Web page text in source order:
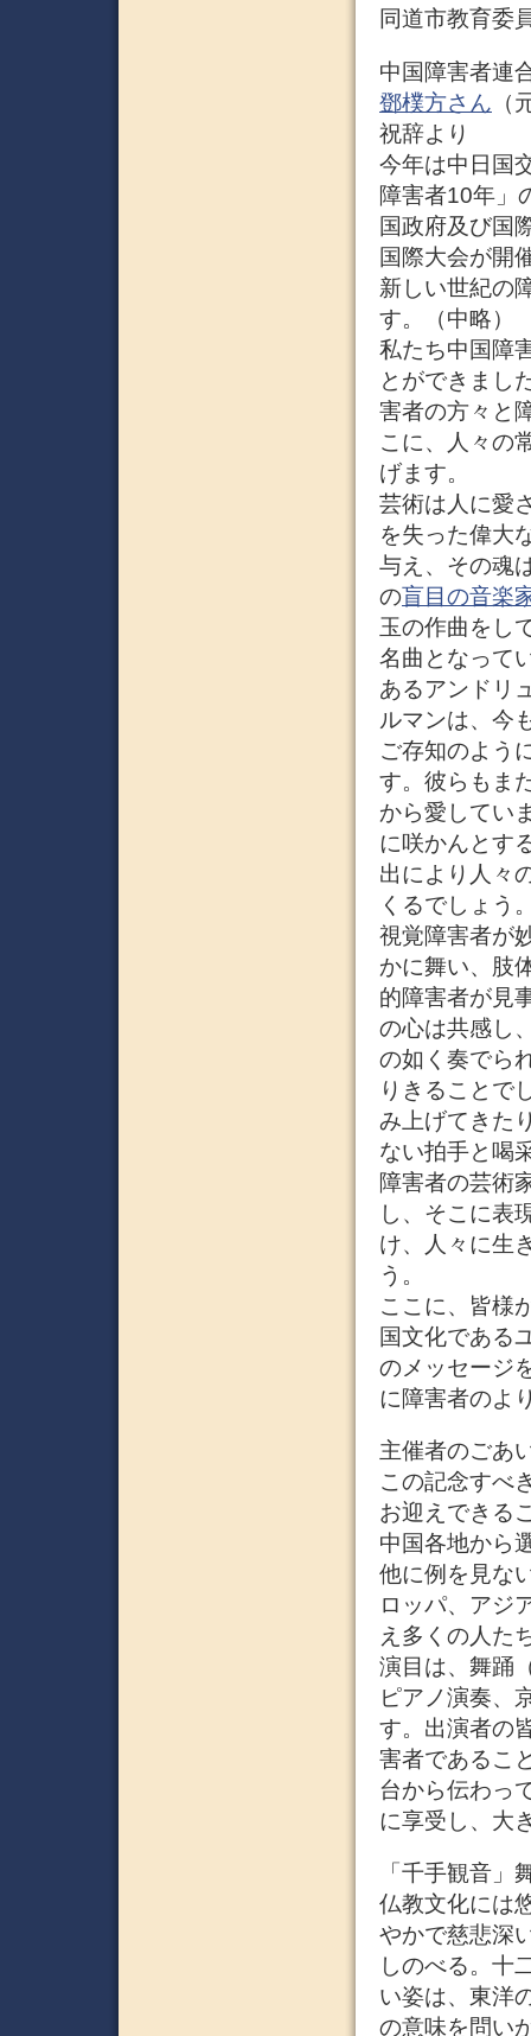
同道市教育委
中国障害者連
鄧樸方さん （
祝辞より
今年は中日国
障害者10年」
国政府及び国
国際大会が開
新しい世紀の
す。（中略）
私たち中国障
とができまし
害者の方々と
こに、人々の
げます。
芸術は人に愛
を失った偉大
与え、その魂
の盲目の音楽
玉の作曲をし
名曲となって
あるアンドリ
ルマンは、今
ご存知のよう
す。彼らもま
から愛してい
に咲かんとす
出により人々
くるでしょう
視覚障害者が
かに舞い、肢
的障害者が見
の心は共感し
の如く奏でら
りきることで
み上げてきた
ない拍手と喝
障害者の芸術
し、そこに表
け、人々に生
う。
ここに、皆様
国文化である
のメッセージ
に障害者のよ
主催者のごあ
この記念すべ
お迎えできる
中国各地から
他に例を見な
ロッパ、アジ
え多くの人た
演目は、舞踊
ピアノ演奏、
す。出演者の
害者であるこ
台から伝わっ
に享受し、大
「千手観音」
仏教文化には
やかで慈悲深
しのべる。十
い姿は、東洋
の意味を問い